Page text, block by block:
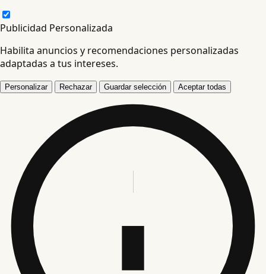
Publicidad Personalizada
Habilita anuncios y recomendaciones personalizadas
adaptadas a tus intereses.
Personalizar Rechazar Guardar selección Aceptar todas